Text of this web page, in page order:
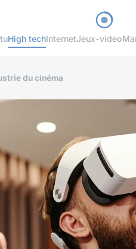
High techInternetJeux-video
du cinéma